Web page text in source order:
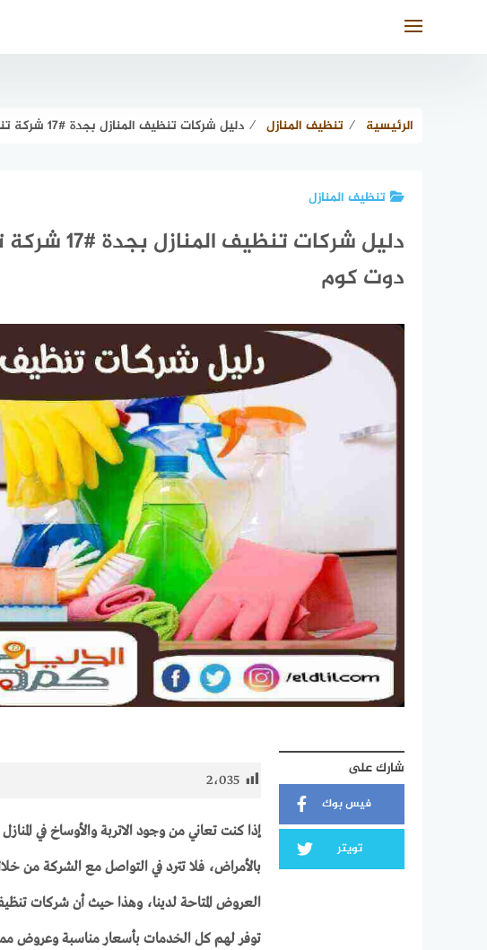
الرئيسية ⁄ تنظيف المنازل ⁄ دليل شركات تنظيف المنازل بجدة #17 شركة تنظيف منازل جدة | الدليل دوت كوم
تنظيف المنازل
دليل شركات
دوت كوم
شارك على
فيس بوك
تويتر
2٬035
إذا كنت تعاني من وجود الاتربة والأوساخ في
بالأمراض، فلا تترد في التواصل مع الشركة من
العروض المتاحة لدينا، وهذا حيث أن شركات
توفر لهم كل الخدمات بأسعار مناسبة وعروض